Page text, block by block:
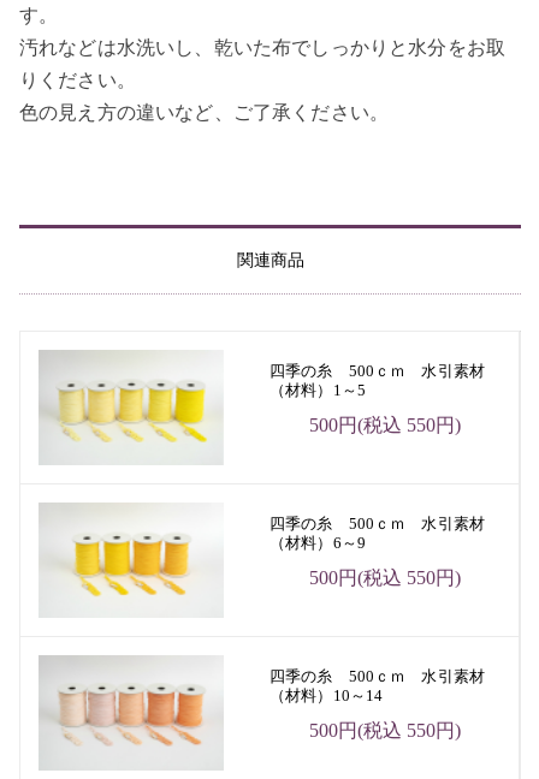
す。
汚れなどは水洗いし、乾いた布でしっかりと水分をお取
りください。
色の見え方の違いなど、ご了承ください。
関連商品
四季の糸 500ｃｍ 水引素材
（材料）1～5
500円(税込 550円)
四季の糸 500ｃｍ 水引素材
（材料）6～9
500円(税込 550円)
四季の糸 500ｃｍ 水引素材
（材料）10～14
500円(税込 550円)